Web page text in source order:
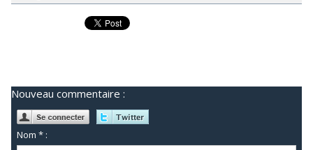
Nouveau commentaire :
Nom * :